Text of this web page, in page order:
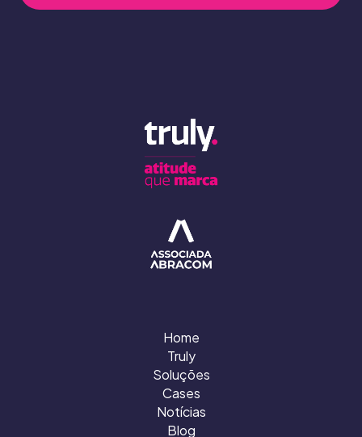
Home
Truly
Soluções
Cases
Notícias
Blog